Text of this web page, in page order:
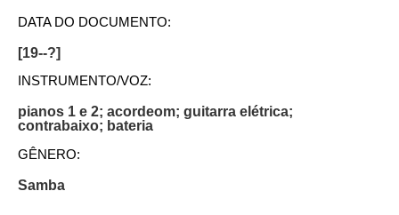
DATA DO DOCUMENTO:
[19--?]
INSTRUMENTO/VOZ:
pianos 1 e 2; acordeom; guitarra elétrica;
contrabaixo; bateria
GÊNERO:
Samba